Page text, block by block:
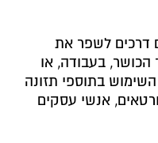
דרכים לשפר את
הכושר, בעבודה, או
השימוש בתוספי תזונה
אנשי עסקים